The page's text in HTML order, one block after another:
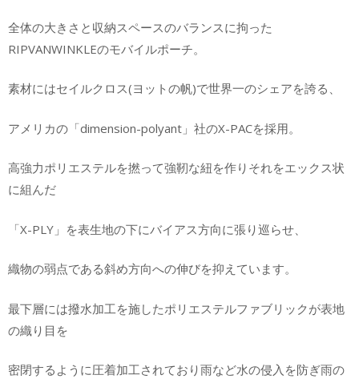
全体の大きさと収納スペースのバランスに拘った
RIPVANWINKLEのモバイルポーチ。
素材にはセイルクロス(ヨットの帆)で世界一のシェアを誇る、
アメリカの「dimension-polyant」社のX-PACを採用。
高強力ポリエステルを撚って強靭な紐を作りそれをエックス状
に組んだ
「X-PLY」を表生地の下にバイアス方向に張り巡らせ、
織物の弱点である斜め方向への伸びを抑えています。
最下層には撥水加工を施したポリエステルファブリックが表地
の織り目を
密閉するように圧着加工されており雨など水の侵入を防ぎ雨の